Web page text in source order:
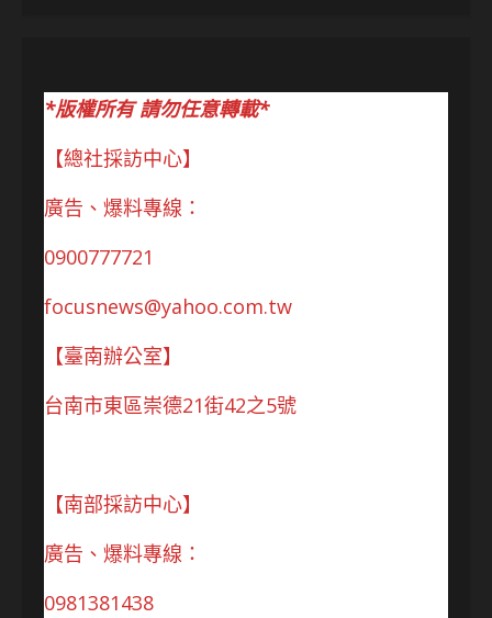
*版權所有 請勿任意轉載*
【總社採訪中心】
廣告、爆料專線：
0900777721
focusnews@yahoo.com.tw
【臺南辦公室】
台南市東區崇德21街42之5號
【南部採訪中心】
廣告、爆料專線：
0981381438